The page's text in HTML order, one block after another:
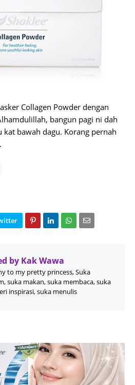
Collagen Powder dengan
bangun pagi ni dah
kat bawah dagu. Korang pernah
by Kak Wawa
to my pretty princess, Suka
suka makan, suka membaca, suka
inspirasi, suka menulis